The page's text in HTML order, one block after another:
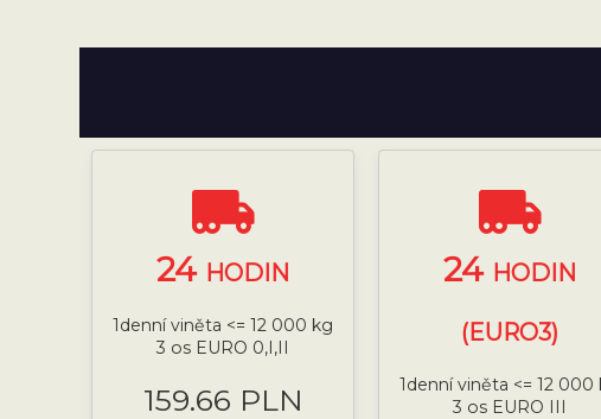
24 HODIN
1denní viněta <= 12 000 kg
3 os EURO 0,I,II
159.66 PLN
24 HODIN
(EURO3)
1denní viněta <= 12 000
3 os EURO III